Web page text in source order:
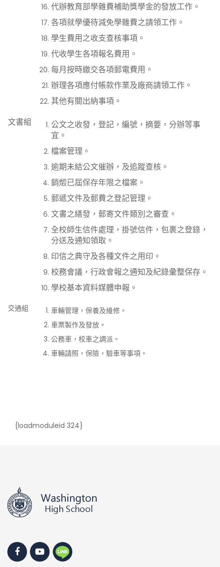
代辦教育部學雜費補助獎學金的發放工作。
各項就學優待減免學雜費之請領工作。
學生費用之收支查核事項。
代收學生各項報名費用。
每月按時繳交各項郵電費用。
辦理各項應付帳款作業及廠商請領工作。
其他有關出納事項。
文書組
公文之收發，登記，編號，摘要，分辦等事
宜。
檔案管理。
逾期未結公文催辦，及追蹤查核。
銷燬已屆保存年限之檔案。
郵遞文件及郵費之登記管理。
文書之繕發，郵寄文件類別之審查。
全校師生信件處理，掛號信件，包裹之登錄，
分送及通知領取。
印信之典守及各種文件之用印。
校務會議，行政會報之通知及紀錄彙整保存。
學校基本資料媒體申報。
交通組
車輛管理，保養及維修。
車票製作及發放。
公務車，校車之調派。
車輛請照，保險，驗車等事項。
{loadmoduleid 324}